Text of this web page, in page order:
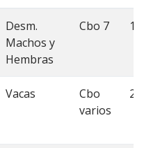
Desm.
Machos y
Hembras
Cbo 7 16
Vacas
Cbo
varios
22